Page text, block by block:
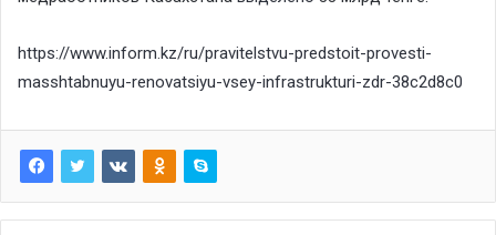
https://www.inform.kz/ru/pravitelstvu-predstoit-provesti-
masshtabnuyu-renovatsiyu-vsey-infrastrukturi-zdr-38c2d8c0